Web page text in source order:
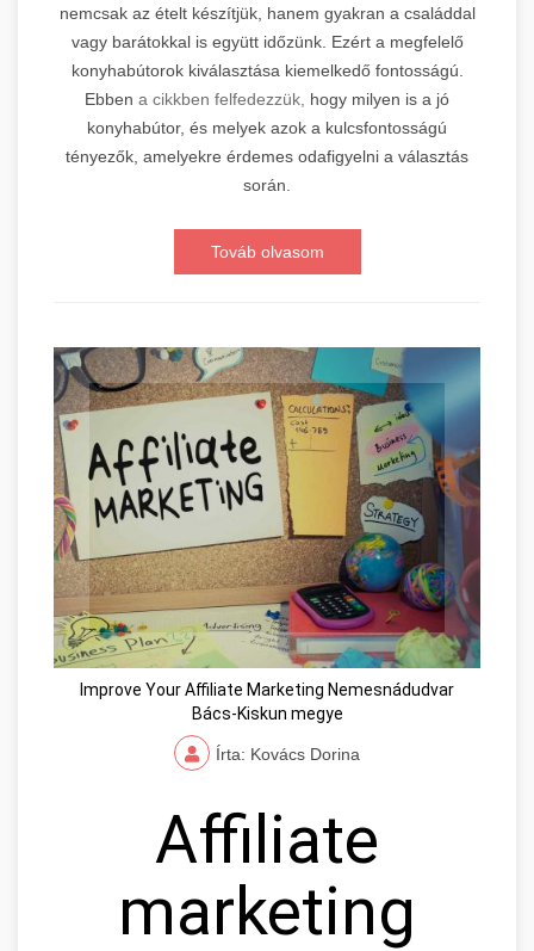
nemcsak az ételt készítjük, hanem gyakran a családdal
vagy barátokkal is együtt időzünk. Ezért a megfelelő
konyhabútorok kiválasztása kiemelkedő fontosságú.
Ebben a cikkben felfedezzük, hogy milyen is a jó
konyhabútor, és melyek azok a kulcsfontosságú
tényezők, amelyekre érdemes odafigyelni a választás
során.
Továb olvasom
Improve Your Affiliate Marketing Nemesnádudvar
Bács-Kiskun megye
Írta: Kovács Dorina
Affiliate
marketing